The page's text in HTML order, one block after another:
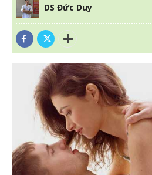
DS Đức Duy